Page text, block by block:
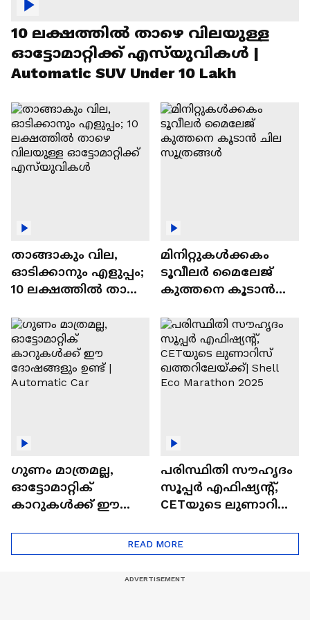
10 ലക്ഷത്തിൽ താഴെ വിലയുള്ള
ഓട്ടോമാറ്റിക്ക് എസ്‍യുവികൾ |
Automatic SUV Under 10 Lakh
താങ്ങാകും വില,
ഓടിക്കാനും എളുപ്പം;
10 ലക്ഷത്തിൽ താഴെ
ഓട്ടോമാറ്റിക്ക്
എസ്‍യുവികൾ
മിനിറ്റുകൾക്കകം
ടൂവീലർ മൈലേജ്
കുത്തനെ കൂടാൻ
ഗുണം മാത്രമല്ല,
ഓട്ടോമാറ്റിക്
കാറുകൾക്ക് ഈ
പരിസ്ഥിതി സൗഹൃദം
സൂപ്പർ എഫിഷ്യന്റ്,
CETയുടെ ലുണാറിസ്
Eco Marathon 2025
READ MORE